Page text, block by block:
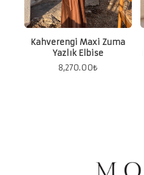
Kahverengi Maxi Zuma
Yazlık Elbise
8,270.00₺